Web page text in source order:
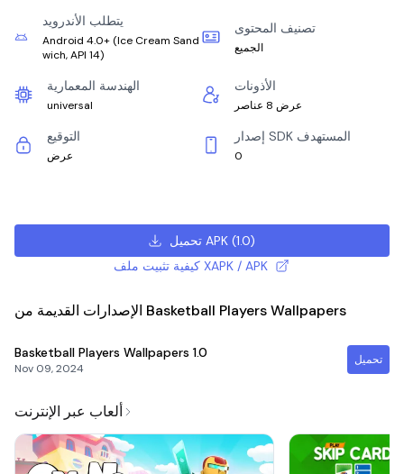
يتطلب الأندرويد
Android 4.0+(Ice Cream Sand
wich, API 14)
تصنيف المحتوى
الجميع
الهندسة المعمارية
universal
الأذونات
عرض 8 عناصر
التوقيع
عرض
إصدار SDK المستهدف
0
تحميل APK (1.0)
كيفية تثبيت ملف XAPK / APK
الإصدارات القديمة من Basketball Players Wallpapers
Basketball Players Wallpapers 1.0
Nov 09, 2024
تحميل
ألعاب عبر الإنترنت